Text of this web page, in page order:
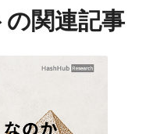
関連記事